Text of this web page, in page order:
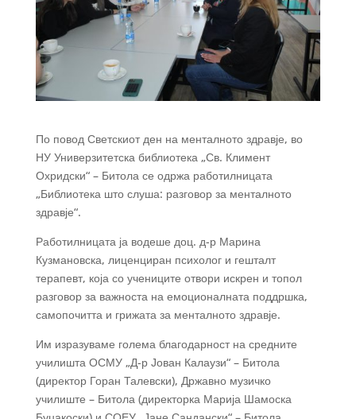
По повод Светскиот ден на менталното здравје, во
НУ Универзитетска библиотека „Св. Климент
Охридски“ – Битола се одржа работилницата
„Библиотека што слуша: разговор за менталното
здравје“.
Работилницата ја водеше доц. д-р Марина
Кузмановска, лиценциран психолог и гешталт
терапевт, која со учениците отвори искрен и топол
разговор за важноста на емоционалната поддршка,
самопочитта и грижата за менталното здравје.
Им изразуваме голема благодарност на средните
училишта ОСМУ „Д-р Јован Калаузи“ – Битола
(директор Горан Талевски), Државно музичко
училиште – Битола (директорка Марија Шамоска